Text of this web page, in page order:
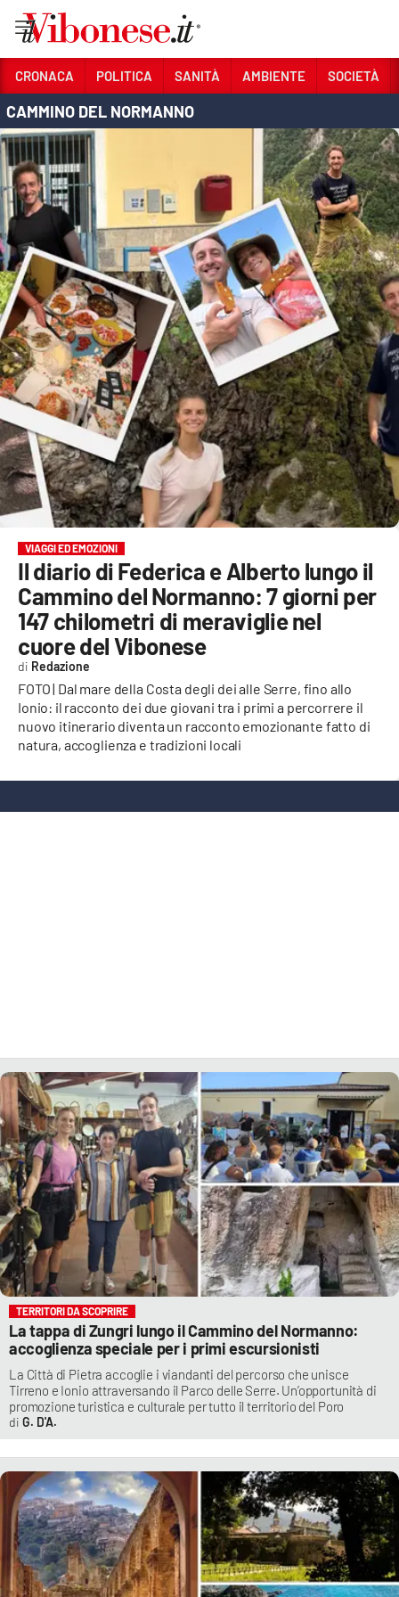
Sezioni
CRONACA
POLITICA
SANITÀ
AMBIENTE
SOCIETÀ
CULTURA
ECONOMIA E LAVORO
EVENTI
SPORT
Streaming
LAC TV
LAC NETWORK
LAC ONAIR
LaC
Network
LACPLAY.IT
LACTV.IT
LACONAIR.IT
ANDROID
APPLE
CRONACA POLITICA SANITÀ AMBIENTE SOCIETÀ
CAMMINO DEL NORMANNO
VIAGGI ED EMOZIONI
Il diario di Federica e Alberto lungo il
Cammino del Normanno: 7 giorni per
147 chilometri di meraviglie nel
cuore del Vibonese
FOTO | Dal mare della Costa degli dei alle Serre, fino allo
Ionio: il racconto dei due giovani tra i primi a percorrere il
nuovo itinerario diventa un racconto emozionante fatto di
natura, accoglienza e tradizioni locali
Redazione
TERRITORI DA SCOPRIRE
La tappa di Zungri lungo il Cammino del Normanno:
accoglienza speciale per i primi escursionisti
La Città di Pietra accoglie i viandanti del percorso che unisce
Tirreno e Ionio attraversando il Parco delle Serre. Un’opportunità di
promozione turistica e culturale per tutto il territorio del Poro
G. D'A.